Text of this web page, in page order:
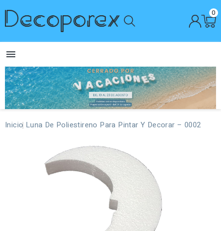
0

Inicio Luna De Poliestireno Para Pintar Y Decorar – 0002